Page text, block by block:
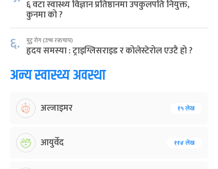
६ वटा स्वास्थ्य विज्ञान प्रतिष्ठानमा उपकुलपति नियुक्त,
कुनमा को ?
६. मुटु रोग (उच्च रक्तचाप)
हृदय समस्या : ट्राइग्लिसराइड र कोलेस्टेरोल एउटै हो ?
अन्य स्वास्थ्य अवस्था
अल्जाइमर १५ लेख
आयुर्वेद ११४ लेख